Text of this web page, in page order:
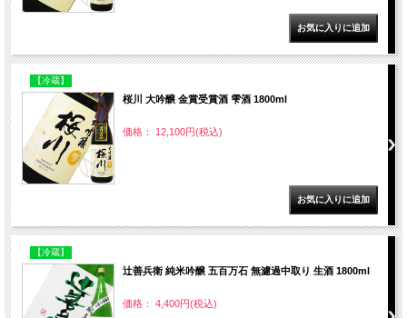
【冷蔵】
桜川 大吟醸 金賞受賞酒 雫酒 1800ml
価格： 12,100円(税込)
【冷蔵】
辻善兵衛 純米吟醸 五百万石 無濾過中取り 生酒 1800ml
価格： 4,400円(税込)